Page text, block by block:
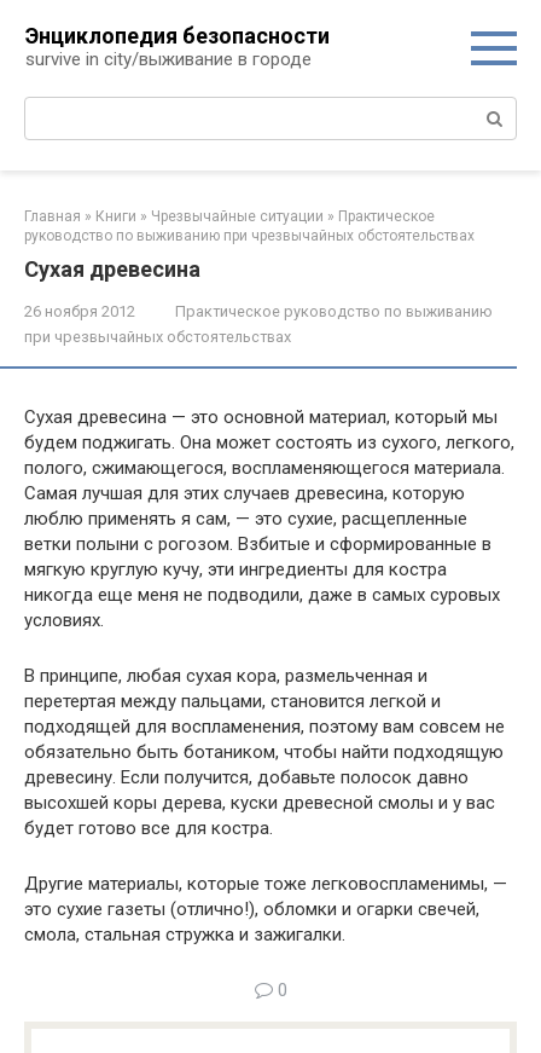
контенту
Энциклопедия безопасности
survive in city/выживание в городе
Поиск:
Главная » Книги » Чрезвычайные ситуации » Практическое
руководство по выживанию при чрезвычайных обстоятельствах
Сухая древесина
26 ноября 2012
Практическое руководство по выживанию
при чрезвычайных обстоятельствах
Сухая древесина — это основной материал, который мы
будем под­жигать. Она может состоять из сухого, легкого,
полого, сжимающего­ся, воспламеняющегося материала.
Самая лучшая для этих случаев древесина, которую
люблю применять я сам, — это сухие, расщеплен­ные
ветки полыни с рогозом. Взбитые и сформированные в
мягкую круглую кучу, эти ингредиенты для костра
никогда еще меня не под­водили, даже в самых суровых
условиях.
В принципе, любая сухая кора, размельченная и
перетертая между пальцами, становится легкой и
подходящей для воспламенения, поэто­му вам совсем не
обязательно быть ботаником, чтобы найти подходя­щую
древесину. Если получится, добавьте полосок давно
высохшей коры дерева, куски древесной смолы и у вас
будет готово все для костра.
Другие материалы, которые тоже легковоспламенимы, —
это сухие газеты (отлично!), обломки и огарки свечей,
смола, стальная стружка и зажигалки.
0